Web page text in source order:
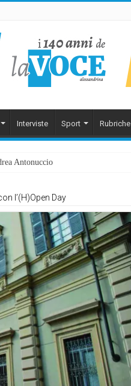
Interviste Sport Rubriche
Antonuccio
l’(H)Open Day